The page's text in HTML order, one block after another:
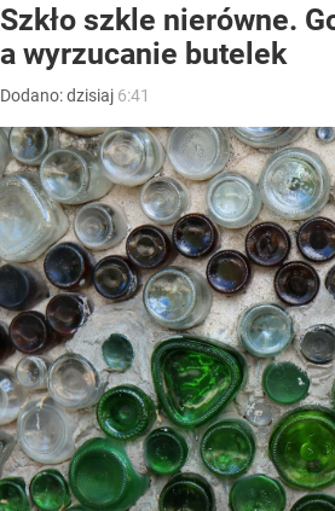
Szkło szkle nierówne.
a wyrzucanie butelek
Dodano:dzisiaj 6:41